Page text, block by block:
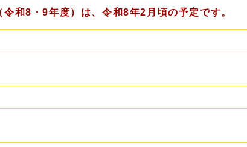
和8・9年度）は、令和8年2月頃の予定です。